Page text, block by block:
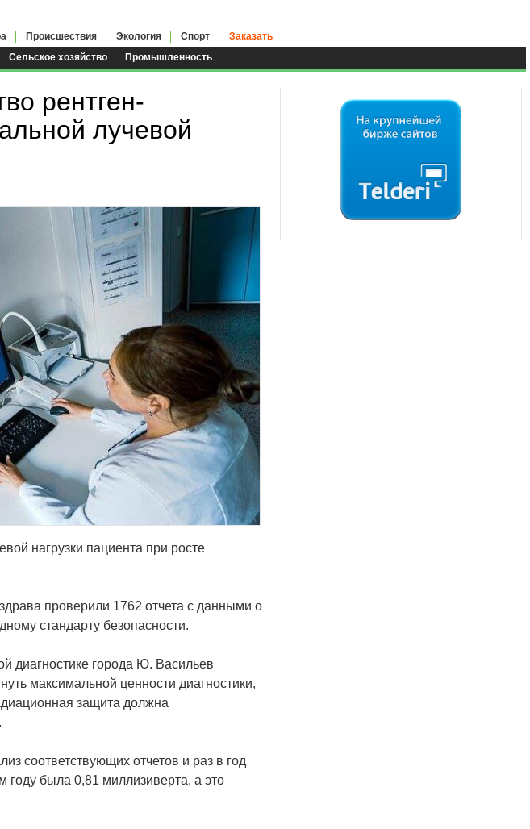
Сельское хозяйство Промышленность
Происшествия Экология Спорт Заказать
рентген-
лучевой
нагрузки пациента при росте
проверили 1762 отчета с данными о
стандарту безопасности.
диагностике города Ю. Васильев
максимальной ценности диагностики,
защита должна
соответствующих отчетов и раз в год
была 0,81 миллизиверта, а это